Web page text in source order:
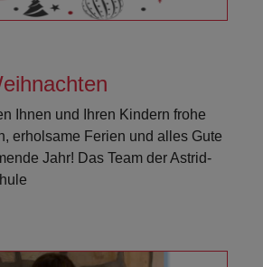
Ihnen und Ihren Kindern frohe
erholsame Ferien und alles Gute
Jahr! Das Team der Astrid-